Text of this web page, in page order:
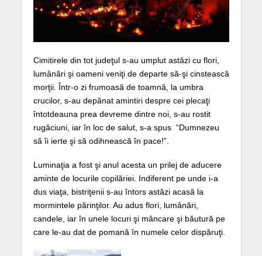
Cimitirele din tot judeţul s-au umplut astăzi cu flori,
lumânări şi oameni veniţi de departe să-şi cinstească
morţii. Într-o zi frumoasă de toamnă, la umbra
crucilor, s-au depănat amintiri despre cei plecaţi
întotdeauna prea devreme dintre noi, s-au rostit
rugăciuni, iar în loc de salut, s-a spus “Dumnezeu
să îi ierte şi să odihnească în pace!”.
Luminaţia a fost şi anul acesta un prilej de aducere
aminte de locurile copilăriei. Indiferent pe unde i-a
dus viaţa, bistriţenii s-au întors astăzi acasă la
mormintele părinţilor. Au adus flori, lumânări,
candele, iar în unele locuri şi mâncare şi băutură pe
care le-au dat de pomană în numele celor dispăruţi.